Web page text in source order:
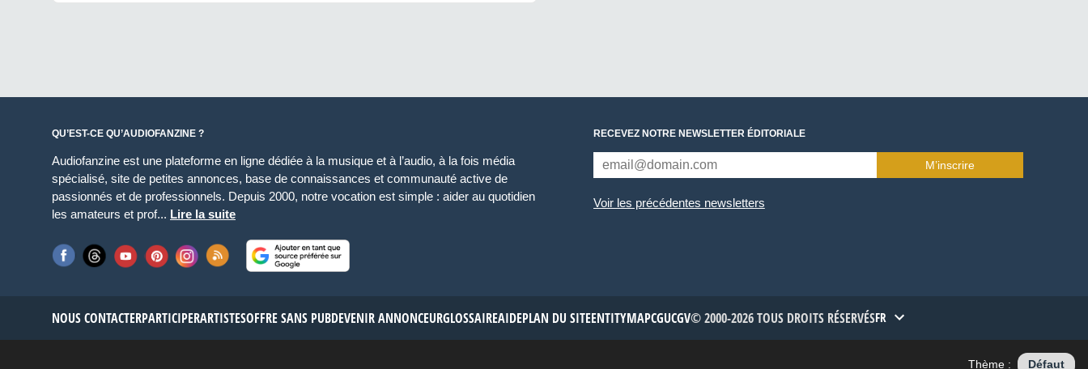
QU’EST-CE QU’AUDIOFANZINE ?
Audiofanzine est une plateforme en ligne dédiée à la musique et à l’audio, à la fois média
spécialisé, site de petites annonces, base de connaissances et communauté active de
passionnés et de professionnels. Depuis 2000, notre vocation est simple : aider au quotidien
les amateurs et prof... Lire la suite
RECEVEZ NOTRE NEWSLETTER ÉDITORIALE
M’inscrire
Voir les précédentes newsletters
NOUS CONTACTERPARTICIPERARTISTESOFFRE SANS PUBDEVENIR ANNONCEURGLOSSAIREAIDEPLAN DU SITEENTITYMAPCGUCGV© 2000-2026 TOUS DROITS RÉSERVÉSFR
Thème : Défaut